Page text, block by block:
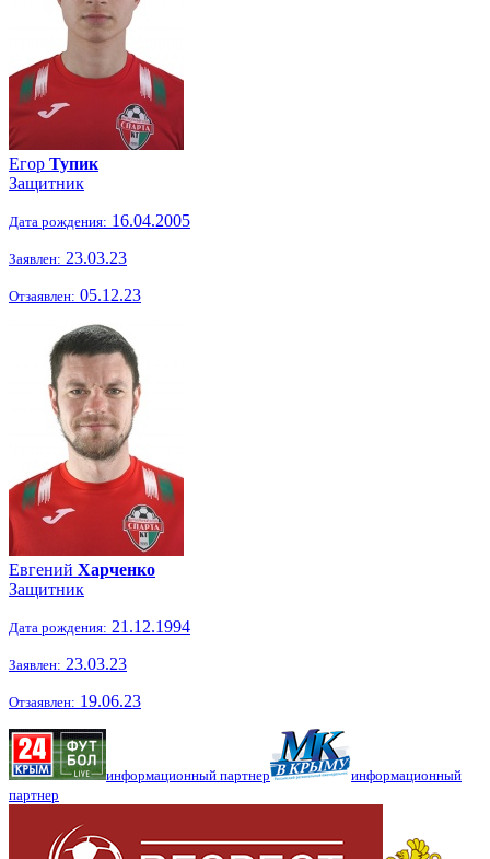
Егор Тупик
Защитник
Дата рождения: 16.04.2005
Заявлен: 23.03.23
Отзаявлен: 05.12.23
Евгений Харченко
Защитник
Дата рождения: 21.12.1994
Заявлен: 23.03.23
Отзаявлен: 19.06.23
информационный партнер
информационный
партнер